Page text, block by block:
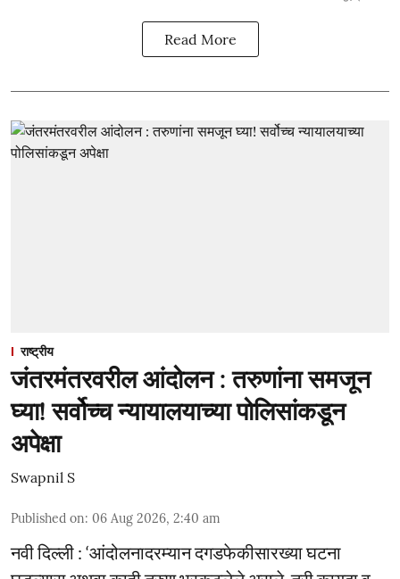
Read More
राष्ट्रीय
जंतरमंतरवरील आंदोलन : तरुणांना समजून
घ्या! सर्वोच्च न्यायालयाच्या पोलिसांकडून
अपेक्षा
Swapnil S
Published on: 06 Aug 2026, 2:40 am
नवी दिल्ली : ‘आंदोलनादरम्यान दगडफेकीसारख्या घटना